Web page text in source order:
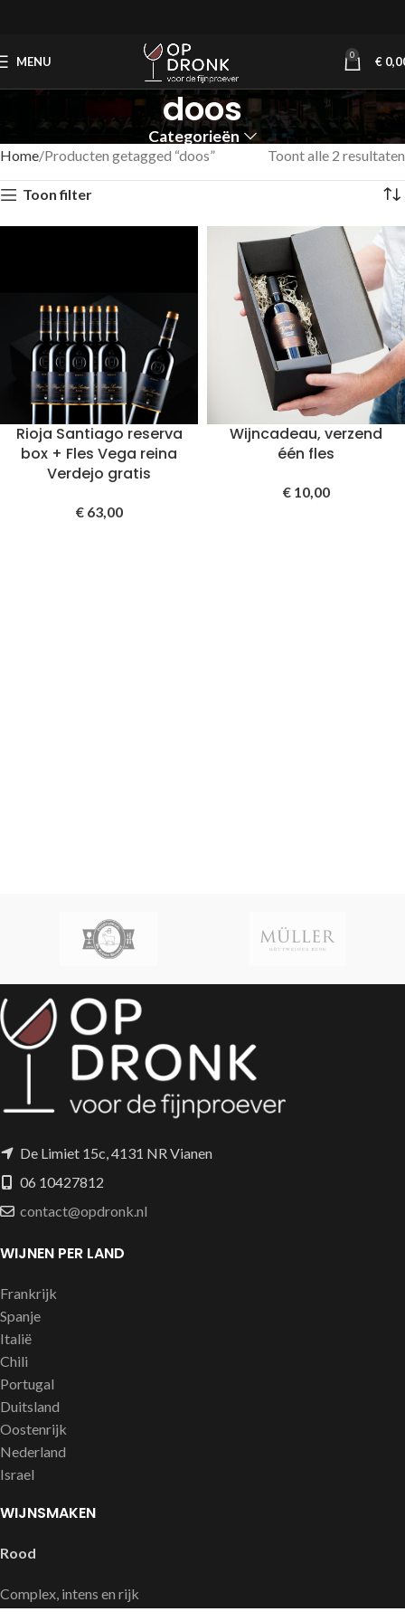
MENU 0 €
doos
Categorieën
Home Producten getagged “doos” Toont alle 2 resultaten
Toon filter
Rioja Santiago reserva
box + Fles Vega reina
Verdejo gratis
€63,00
Wijncadeau, verzend
één fles
€10,00
De Limiet 15c, 4131 NR Vianen
06 10427812
contact@opdronk.nl
WIJNEN PER LAND
Frankrijk
Spanje
Italië
Chili
Portugal
Duitsland
Oostenrijk
Nederland
Israel
WIJNSMAKEN
Rood
Complex, intens en rijk